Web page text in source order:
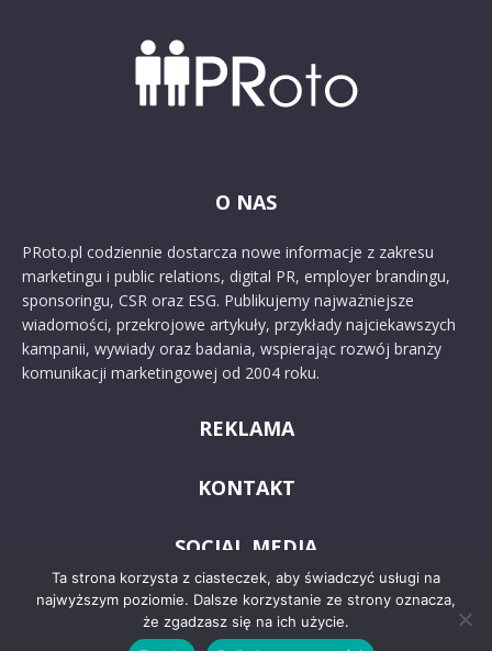
O NAS
PRoto.pl codziennie dostarcza nowe informacje z zakresu
marketingu i public relations, digital PR, employer brandingu,
sponsoringu, CSR oraz ESG. Publikujemy najważniejsze
wiadomości, przekrojowe artykuły, przykłady najciekawszych
kampanii, wywiady oraz badania, wspierając rozwój branży
komunikacji marketingowej od 2004 roku.
REKLAMA
KONTAKT
SOCIAL MEDIA
Ta strona korzysta z ciasteczek, aby świadczyć usługi na
najwyższym poziomie. Dalsze korzystanie ze strony oznacza,
że zgadzasz się na ich użycie.